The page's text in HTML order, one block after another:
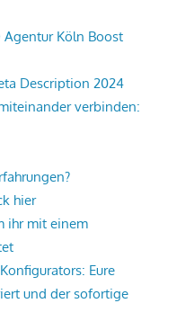
Agentur Köln Boost
Description 2024
verbinden:
hier
ihr mit einem
Eure
und der sofortige